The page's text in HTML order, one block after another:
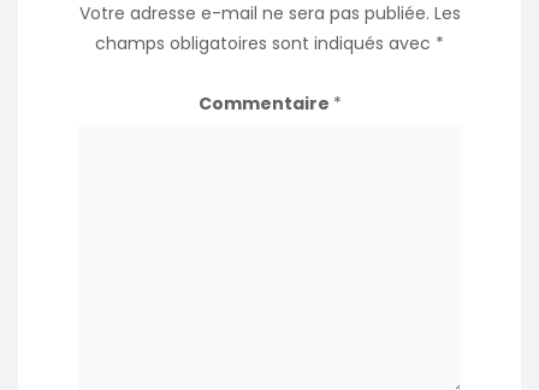
Votre adresse e-mail ne sera pas publiée. Les
champs obligatoires sont indiqués avec *
Commentaire *